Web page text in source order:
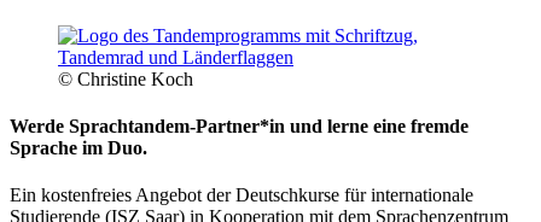
© Christine Koch
Werde Sprachtandem-Partner*in und lerne eine fremde
Sprache im Duo.
Ein kostenfreies Angebot der Deutschkurse für internationale
Studierende (ISZ Saar) in Kooperation mit dem Sprachenzentrum